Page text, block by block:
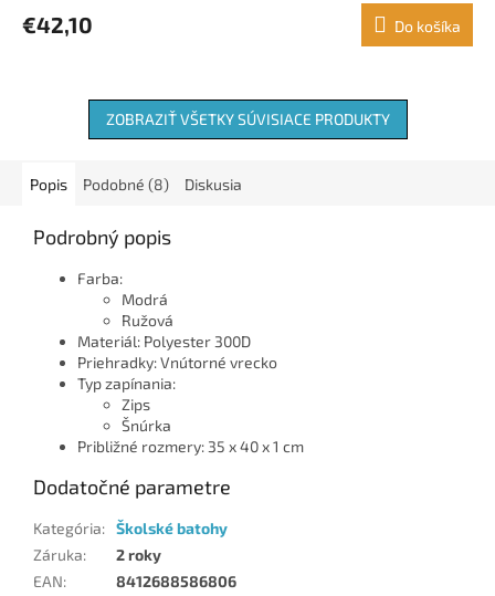
€42,10 Do košíka
ZOBRAZIŤ VŠETKY SÚVISIACE PRODUKTY
Popis Podobné (8) Diskusia
Podrobný popis
Farba:
Modrá
Ružová
Materiál: Polyester 300D
Priehradky: Vnútorné vrecko
Typ zapínania:
Zips
Šnúrka
Približné rozmery: 35 x 40 x 1 cm
Dodatočné parametre
Kategória: Školské batohy
Záruka:
2 roky
EAN: 8412688586806